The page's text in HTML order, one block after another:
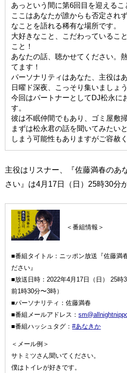
あっという間に第6回目を迎えるこ
ここはあなたが誰からも否定され
なことを語れる稀有な場所です。
大好きなこと、こだわっているこ
こと！
あなたの話、聴かせてください。
てます！
パーソナリティはあなた、主役は
日曜ド深夜、こっそり集いましょう
今回はパートナーとしてDJ松永に
す。
彼は不眠仲間でもあり、ゴミ屋敷
まずは松永君の話を聞いてみたい
しまう可能性もありますがご容赦く
主役はリスナー、『佐藤満春のあ
さい』は4月17日（日）25時30分
＜番組情報＞
■番組タイトル：ニッポン放送『佐藤満
ださい』
■放送日時：2022年4月17日（日） 25時
前1時30分〜3時）
■パーソナリティ：佐藤満春
■番組メールアドレス：
■番組ハッシュタグ：#あなきか
＜メール例＞
サトミツさん聞いてください。
僕はトイレが好きです。